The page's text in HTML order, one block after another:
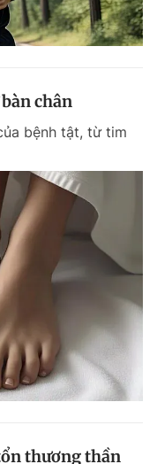
chân
bệnh tật, từ tim
thương thần